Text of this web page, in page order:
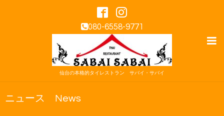
080-6558-9771
仙台の本格的タイレストラン サバイ・サバイ
ニュース News